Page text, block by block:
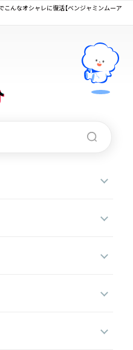
こんなオシャレに復活【ベンジャミンムーア